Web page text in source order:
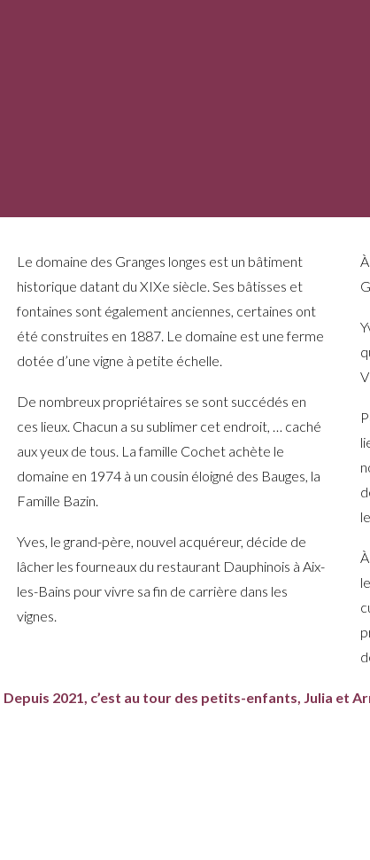
Le domaine des Granges longes est un bâtiment
historique datant du XIXe siècle. Ses bâtisses et
fontaines sont également anciennes, certaines ont
été construites en 1887. Le domaine est une ferme
dotée d’une vigne à petite échelle.
De nombreux propriétaires se sont succédés en
ces lieux. Chacun a su sublimer cet endroit, … caché
aux yeux de tous. La famille Cochet achète le
domaine en 1974 à un cousin éloigné des Bauges, la
Famille Bazin.
Yves, le grand-père, nouvel acquéreur, décide de
lâcher les fourneaux du restaurant Dauphinois à Aix-
les-Bains pour vivre sa fin de carrière dans les
vignes.
Depuis 2021, c’est au tour des petits-enfants, Julia et